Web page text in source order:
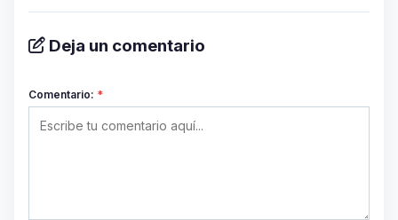
Deja un comentario
Comentario: *